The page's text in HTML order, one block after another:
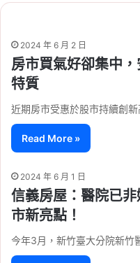
2024 年 6 月 2 日
房市買氣好卻集中
特質
近期房市受惠於股市持續創
Read More »
2024 年 6 月 1 日
信義房屋：醫院已
市新亮點！
今年3月，新竹臺大分院新竹